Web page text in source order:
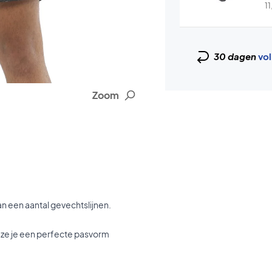
Zoom
een aantal gevechtslijnen.
je een perfecte pasvorm
30 dagen